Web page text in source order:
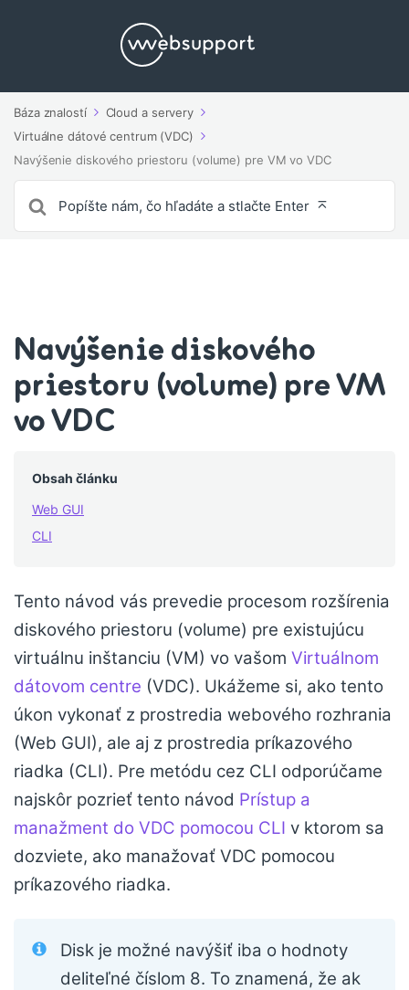
Báza znalostí
Cloud a servery
Virtuálne dátové centrum (VDC)
Navýšenie diskového priestoru (volume) pre VM vo VDC
pre
Navýšenie diskového
priestoru (volume) pre VM
vo VDC
Obsah článku
Web GUI
CLI
Tento návod vás prevedie procesom rozšírenia
diskového priestoru (volume) pre existujúcu
virtuálnu inštanciu (VM) vo vašom Virtuálnom
dátovom centre (VDC). Ukážeme si, ako tento
úkon vykonať z prostredia webového rozhrania
(Web GUI), ale aj z prostredia príkazového
riadka (CLI). Pre metódu cez CLI odporúčame
najskôr pozrieť tento návod Prístup a
manažment do VDC pomocou CLI v ktorom sa
dozviete, ako manažovať VDC pomocou
príkazového riadka.
Disk je možné navýšiť iba o hodnoty
deliteľné číslom 8. To znamená, že ak